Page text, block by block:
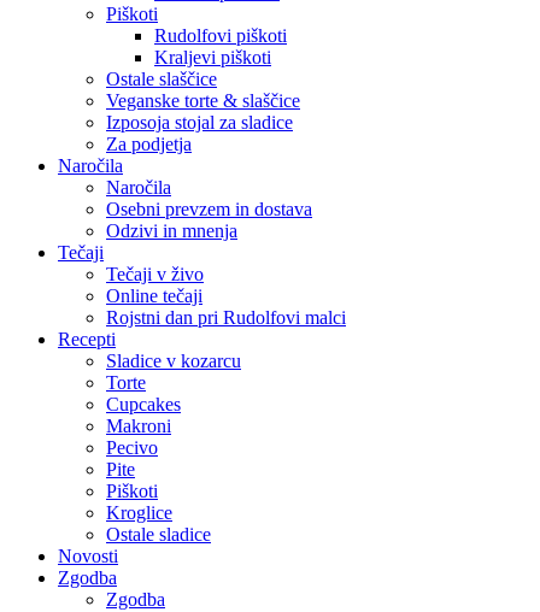
Piškoti
Rudolfovi piškoti
Kraljevi piškoti
Ostale slaščice
Veganske torte & slaščice
Izposoja stojal za sladice
Za podjetja
Naročila
Naročila
Osebni prevzem in dostava
Odzivi in mnenja
Tečaji
Tečaji v živo
Online tečaji
Rojstni dan pri Rudolfovi malci
Recepti
Sladice v kozarcu
Torte
Cupcakes
Makroni
Pecivo
Pite
Piškoti
Kroglice
Ostale sladice
Novosti
Zgodba
Zgodba